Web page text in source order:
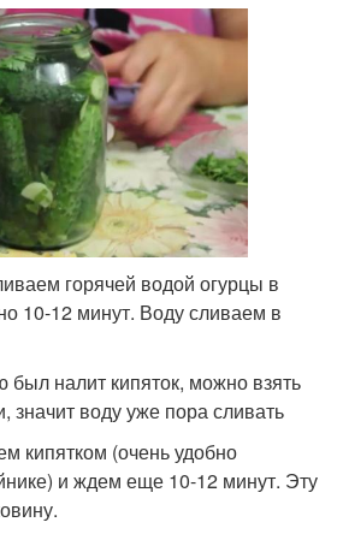
горячей водой огурцы в
10-12 минут. Воду сливаем в
был налит кипяток, можно взять
значит воду уже пора сливать
кипятком (очень удобно
и ждем еще 10-12 минут. Эту